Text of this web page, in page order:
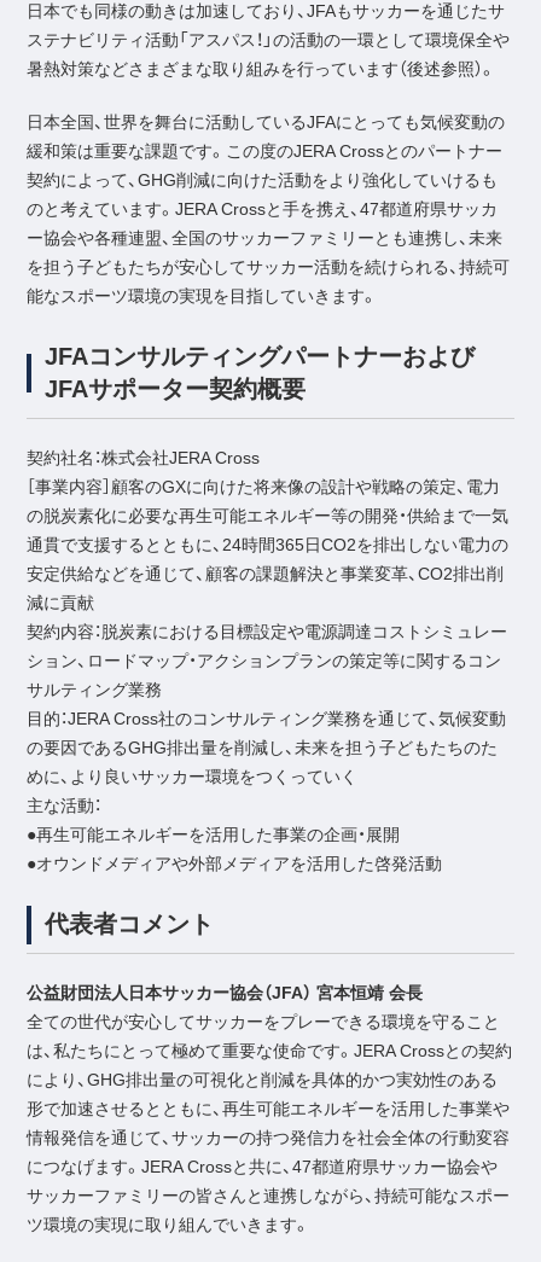
日本でも同様の動きは加速しており、JFAもサッカーを通じたサ
ステナビリティ活動「アスパス！」の活動の一環として環境保全や
暑熱対策などさまざまな取り組みを行っています（後述参照）。
日本全国、世界を舞台に活動しているJFAにとっても気候変動の
緩和策は重要な課題です。この度のJERA Crossとのパートナー
契約によって、GHG削減に向けた活動をより強化していけるも
のと考えています。JERA Crossと手を携え、47都道府県サッカ
ー協会や各種連盟、全国のサッカーファミリーとも連携し、未来
を担う子どもたちが安心してサッカー活動を続けられる、持続可
能なスポーツ環境の実現を目指していきます。
JFAコンサルティングパートナーおよび
JFAサポーター契約概要
契約社名：株式会社JERA Cross
［事業内容］顧客のGXに向けた将来像の設計や戦略の策定、電力
の脱炭素化に必要な再生可能エネルギー等の開発・供給まで一気
通貫で支援するとともに、24時間365日CO2を排出しない電力の
安定供給などを通じて、顧客の課題解決と事業変革、CO2排出削
減に貢献
契約内容：脱炭素における目標設定や電源調達コストシミュレー
ション、ロードマップ・アクションプランの策定等に関するコン
サルティング業務
目的：JERA Cross社のコンサルティング業務を通じて、気候変動
の要因であるGHG排出量を削減し、未来を担う子どもたちのた
めに、より良いサッカー環境をつくっていく
主な活動：
●再生可能エネルギーを活用した事業の企画・展開
●オウンドメディアや外部メディアを活用した啓発活動
代表者コメント
公益財団法人日本サッカー協会（JFA） 宮本恒靖 会長
全ての世代が安心してサッカーをプレーできる環境を守ること
は、私たちにとって極めて重要な使命です。JERA Crossとの契約
により、GHG排出量の可視化と削減を具体的かつ実効性のある
形で加速させるとともに、再生可能エネルギーを活用した事業や
情報発信を通じて、サッカーの持つ発信力を社会全体の行動変容
につなげます。JERA Crossと共に、47都道府県サッカー協会や
サッカーファミリーの皆さんと連携しながら、持続可能なスポー
ツ環境の実現に取り組んでいきます。